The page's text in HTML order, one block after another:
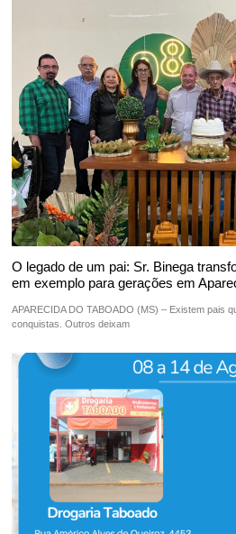
O legado de um pai: Sr. Binega
em exemplo para gerações em
APARECIDA DO TABOADO (MS) – Existem pais
conquistas. Outros deixam